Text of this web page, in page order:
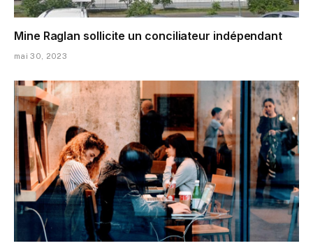
Mine Raglan sollicite un conciliateur indépendant
mai 30, 2023